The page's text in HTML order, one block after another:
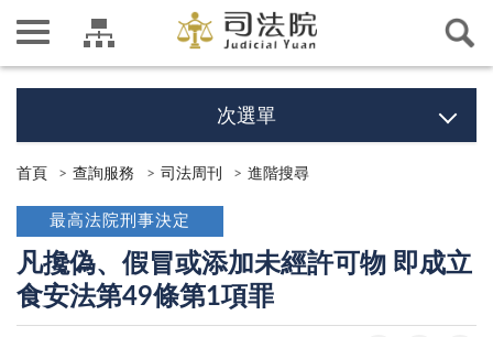
次選單
首頁 查詢服務 司法周刊 進階搜尋
最高法院刑事決定
凡攙偽、假冒或添加未經許可物 即成立
食安法第49條第1項罪